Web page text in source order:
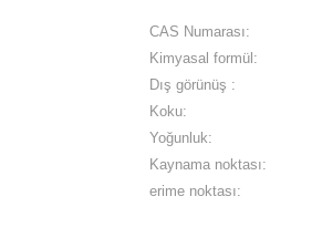
CAS Numarası:
Kimyasal formül:
Dış görünüş :
Koku:
Yoğunluk:
Kaynama noktası:
erime noktası: